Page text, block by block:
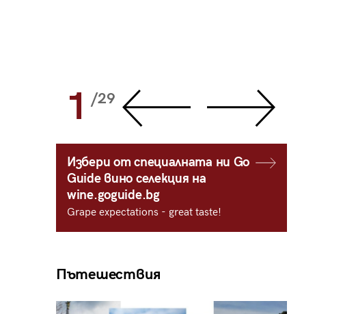
1 /29
Избери от специалната ни Go
Guide вино селекция на
wine.goguide.bg
Grape expectations - great taste!
Пътешествия